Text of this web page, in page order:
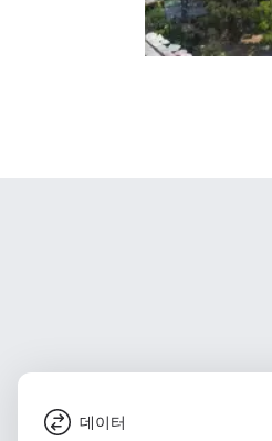
데이터